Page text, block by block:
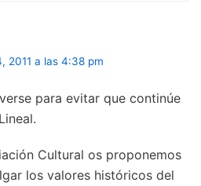
2011 a las 4:38 pm
para evitar que continúe
Cultural os proponemos
los valores históricos del